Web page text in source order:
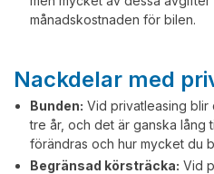
månadskostnaden för bilen.
Nackdelar med
Bunden: Vid privatleasing blir
tre år, och det är ganska lång
förändras och hur mycket du
Begränsad körsträcka: Vid